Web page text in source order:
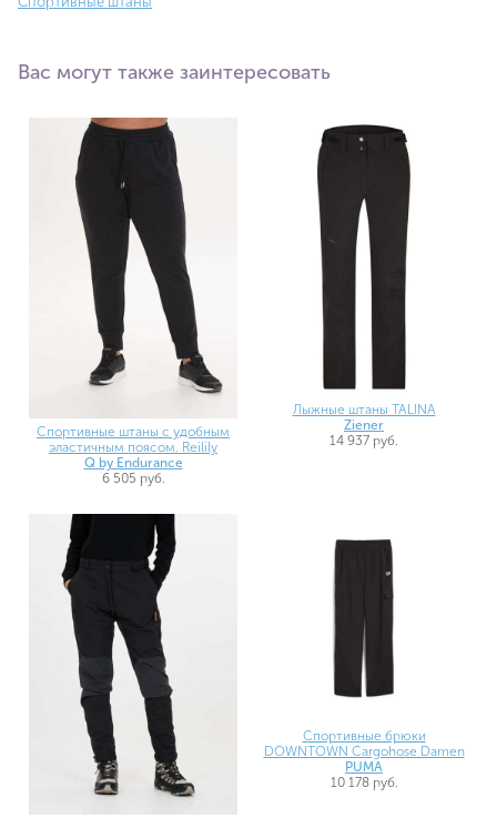
Вас могут также заинтересовать
Спортивные штаны с удобным
эластичным поясом. Reilily
Q by Endurance
6 505 руб.
Лыжные штаны TALINA
Ziener
14 937 руб.
Спортивные брюки
DOWNTOWN Cargohose Damen
PUMA
10 178 руб.